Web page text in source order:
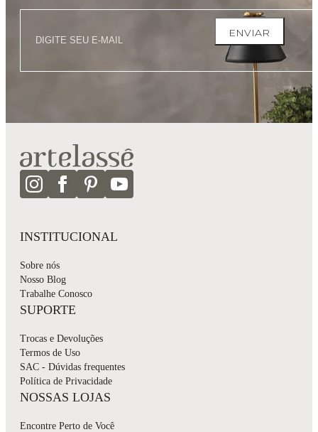
ENVIAR
INSTITUCIONAL
Sobre nós
Nosso Blog
Trabalhe Conosco
SUPORTE
Trocas e Devoluções
Termos de Uso
SAC - Dúvidas frequentes
Política de Privacidade
NOSSAS LOJAS
Encontre Perto de Você